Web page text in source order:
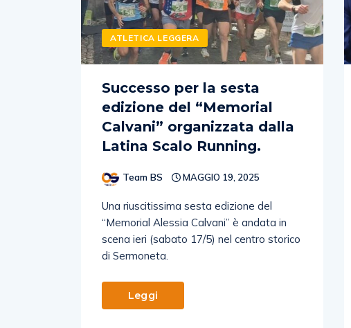
ATLETICA LEGGERA
Successo per la sesta
edizione del “Memorial
Calvani” organizzata dalla
Latina Scalo Running.
Team BS MAGGIO 19, 2025
Una riuscitissima sesta edizione del
“Memorial Alessia Calvani” è andata in
scena ieri (sabato 17/5) nel centro storico
di Sermoneta.
Leggi